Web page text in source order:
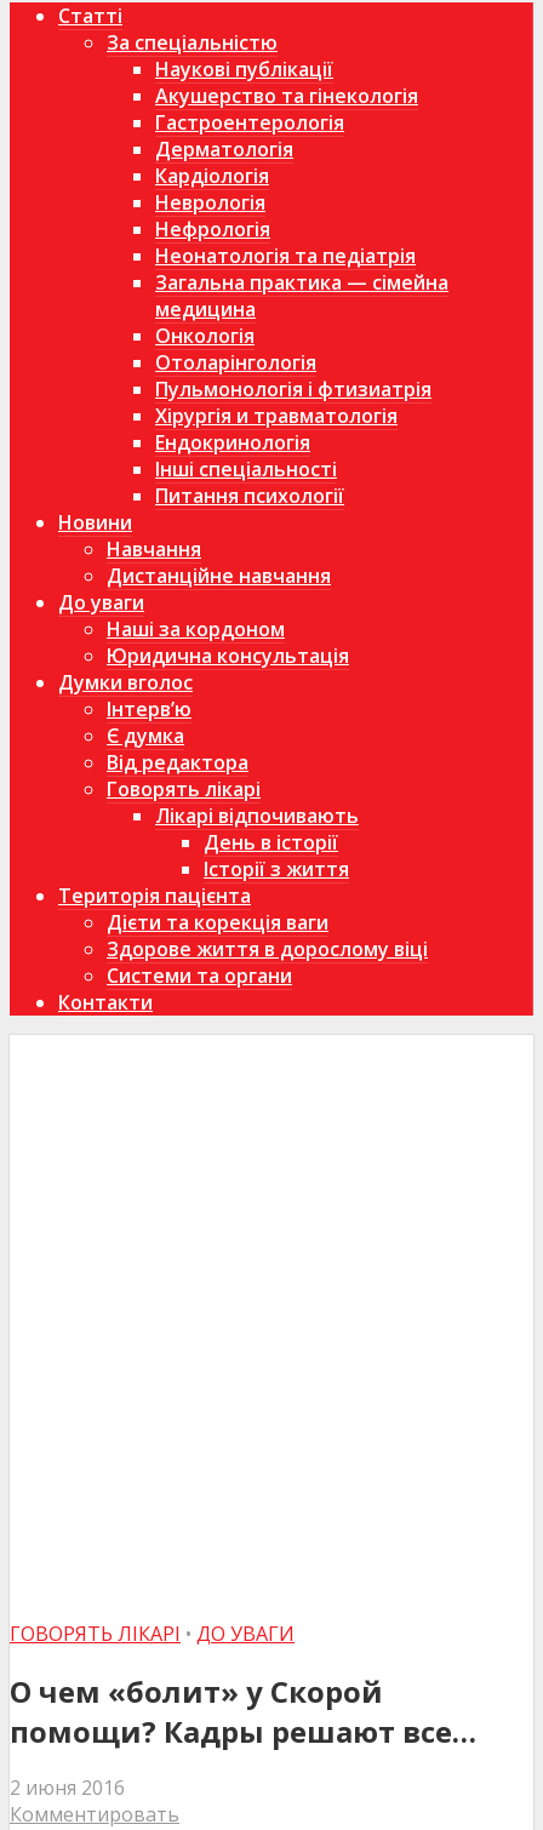
Статті
За спеціальністю
Наукові публікації
Акушерство та гінекологія
Гастроентерологія
Дерматологія
Кардіологія
Неврологія
Нефрологія
Неонатологія та педіатрія
Загальна практика — сімейна
медицина
Онкологія
Отоларінгологія
Пульмонологія і фтизиатрія
Хірургія и травматологія
Ендокринологія
Інші спеціальності
Питання психології
Новини
Навчання
Дистанційне навчання
До уваги
Наші за кордоном
Юридична консультація
Думки вголос
Інтерв’ю
Є думка
Від редактора
Говорять лікарі
Лікарі відпочивають
День в історії
Історії з життя
Територія пацієнта
Дієти та корекція ваги
Здорове життя в дорослому віці
Системи та органи
Контакти
ГОВОРЯТЬ ЛІКАРІ • ДО УВАГИ
О чем «болит» у Скорой
помощи? Кадры решают все…
2 июня 2016
Комментировать